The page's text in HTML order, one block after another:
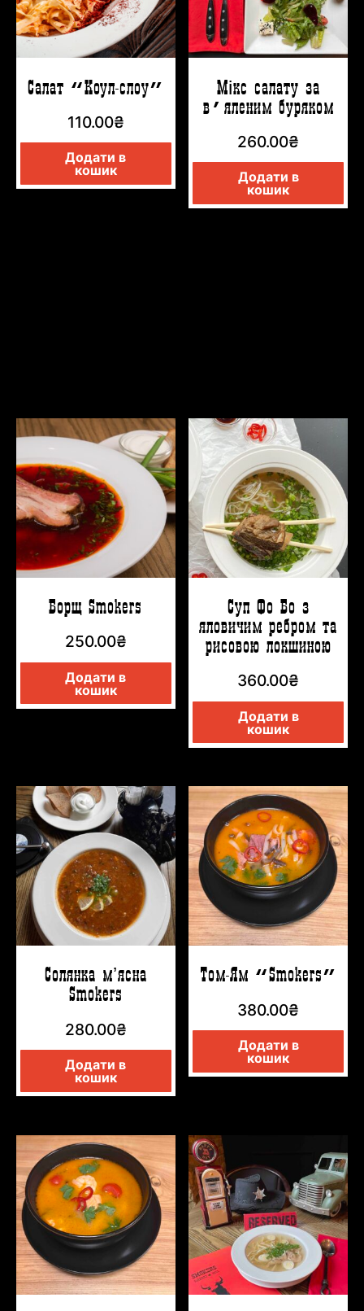
Салат “Коул-слоу”
110.00₴
Додати в
кошик
Мікс салату за
в’яленим буряком
260.00₴
Додати в
кошик
Борщ Smokers
250.00₴
Додати в
кошик
Суп Фо Бо з
яловичим ребром та
рисовою локшиною
360.00₴
Додати в
кошик
Солянка мʼясна
Smokers
280.00₴
Додати в
кошик
Том-Ям “Smokers”
380.00₴
Додати в
кошик